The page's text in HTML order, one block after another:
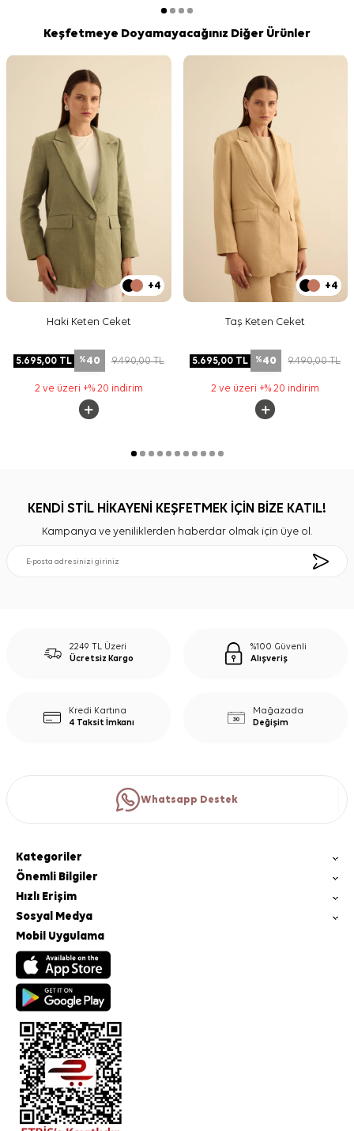
Keşfetmeye Doyamayacağınız Diğer Ürünler
+4
Haki Keten Ceket
5.695,00TL %40 9.490,00TL
2 ve üzeri +% 20 indirim
+4
Taş Keten Ceket
5.695,00 TL %40 9.490,00TL
2 ve üzeri +% 20 indirim
KENDİ STİL HİKAYENİ KEŞFETMEK İÇİN BİZE KATIL!
Kampanya ve yeniliklerden haberdar olmak için üye ol.
2249 TL Üzeri
Ücretsiz Kargo
%100 Güvenli
Alışveriş
Kredi Kartına
4 Taksit İmkanı
Mağazada
Değişim
Whatsapp Destek
Kategoriler
Önemli Bilgiler
Hızlı Erişim
Sosyal Medya
Mobil Uygulama